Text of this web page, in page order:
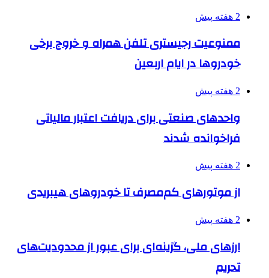
2 هفته پیش
ممنوعیت رجیستری تلفن همراه و خروج برخی
خودروها در ایام اربعین
2 هفته پیش
واحدهای صنعتی برای دریافت اعتبار مالیاتی
فراخوانده شدند
2 هفته پیش
از موتورهای کم‌مصرف تا خودروهای هیبریدی
2 هفته پیش
ارزهای ملی، گزینه‌ای برای عبور از محدودیت‌های
تحریم